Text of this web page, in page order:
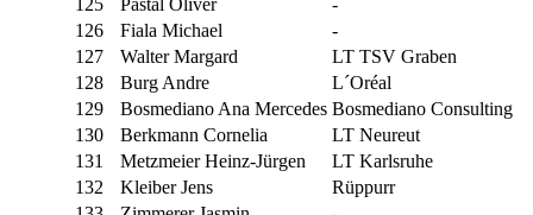
126
Fiala Michael
-
127
Walter Margard
LT TSV Graben
128
Burg Andre
L´Oréal
129
Bosmediano Ana Mercedes Bosmediano Consulting
130
Berkmann Cornelia
LT Neureut
131
Metzmeier Heinz-Jürgen
LT Karlsruhe
132
Kleiber Jens
Rüppurr